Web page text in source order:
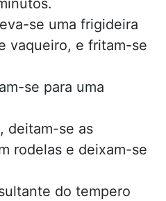
se uma frigideira
vaqueiro, e fritam-se
se para uma
deitam-se as
rodelas e deixam-se
do tempero